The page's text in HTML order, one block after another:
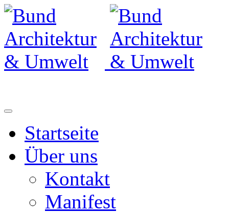
Startseite
Über uns
Kontakt
Manifest